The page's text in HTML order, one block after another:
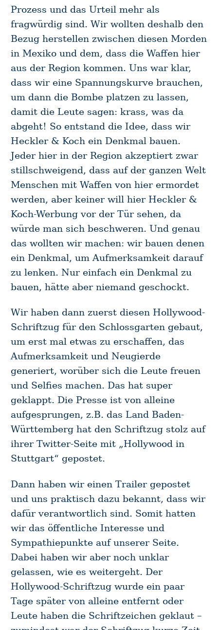
Prozess und das Urteil mehr als
fragwürdig sind. Wir wollten deshalb den
Bezug herstellen zwischen diesen Morden
in Mexiko und dem, dass die Waffen hier
aus der Region kommen. Uns war klar,
dass wir eine Spannungskurve brauchen,
um dann die Bombe platzen zu lassen,
damit die Leute sagen: krass, was da
abgeht! So entstand die Idee, dass wir
Heckler & Koch ein Denkmal bauen.
Jeder hier in der Region akzeptiert zwar
stillschweigend, dass auf der ganzen Welt
Menschen mit Waffen von hier ermordet
werden, aber keiner will hier Heckler &
Koch-Werbung vor der Tür sehen, da
würde man sich beschweren. Und genau
das wollten wir machen: wir bauen denen
ein Denkmal, um Aufmerksamkeit darauf
zu lenken. Nur einfach ein Denkmal zu
bauen, hätte aber niemand geschockt.
Wir haben dann zuerst diesen Hollywood-
Schriftzug für den Schlossgarten gebaut,
um erst mal etwas zu erschaffen, das
Aufmerksamkeit und Neugierde
generiert, worüber sich die Leute freuen
und Selfies machen. Das hat super
geklappt. Die Presse ist von alleine
aufgesprungen, z.B. das Land Baden-
Württemberg hat den Schriftzug stolz auf
ihrer Twitter-Seite mit „Hollywood in
Stuttgart“ gepostet.
Dann haben wir einen Trailer gepostet
und uns praktisch dazu bekannt, dass wir
dafür verantwortlich sind. Somit hatten
wir das öffentliche Interesse und
Sympathiepunkte auf unserer Seite.
Dabei haben wir aber noch unklar
gelassen, wie es weitergeht. Der
Hollywood-Schriftzug wurde ein paar
Tage später von alleine entfernt oder
Leute haben die Schriftzeichen geklaut –